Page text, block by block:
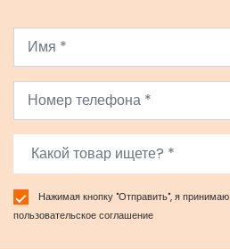
Нажимая кнопку "Отправить", я принимаю
пользовательское соглашение